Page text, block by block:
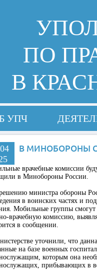
ПО
В
УПЧ
В МИНОБОРОНЫ
врачебные комиссии
в Минобороны России.
министра обороны
в воинских частях и
Мобильные группы смогут
врачебную комиссию,
в сообщении.
уточнили, что
на базе военных
которым она
прибывающих в